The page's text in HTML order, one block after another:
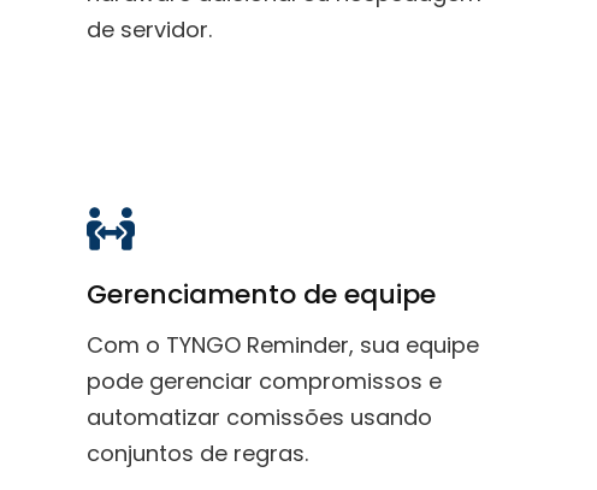
de servidor.
Gerenciamento de equipe
Com o TYNGO Reminder, sua equipe
pode gerenciar compromissos e
automatizar comissões usando
conjuntos de regras.